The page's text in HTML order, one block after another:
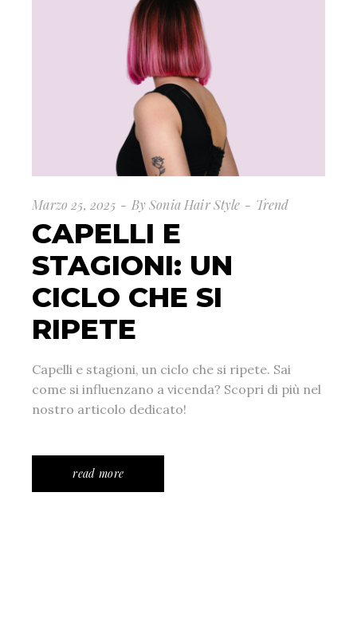
Marzo 25, 2025 BySonia Hair Style Trend
CAPELLI E
STAGIONI: UN
CICLO CHE SI
RIPETE
Capelli e stagioni, un ciclo che si ripete. Sai
come si influenzano a vicenda? Scopri di più nel
nostro articolo dedicato!
read more